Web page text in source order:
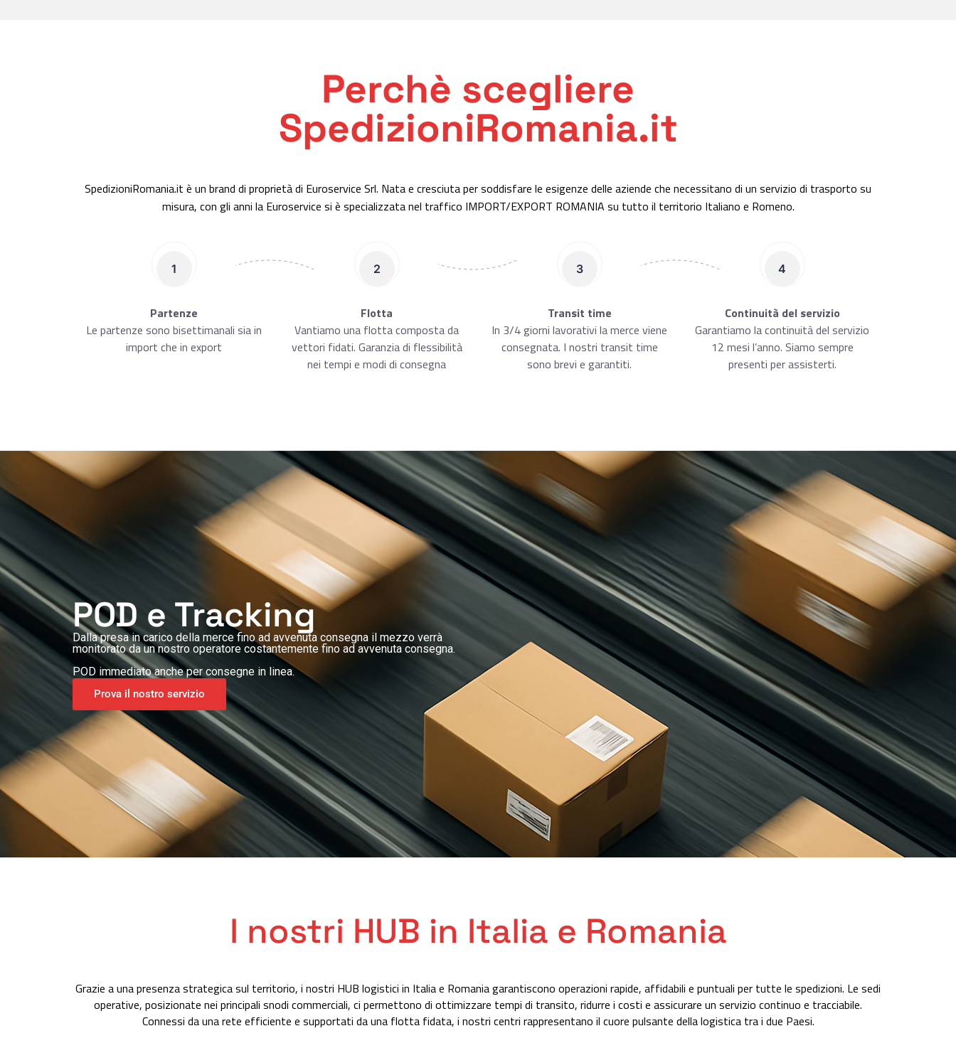
Perchè scegliere
SpedizioniRomania.it
SpedizioniRomania.it è un brand di proprietà di Euroservice Srl. Nata e cresciuta per soddisfare le esigenze delle aziende che necessitano di un servizio di trasporto su
misura, con gli anni la Euroservice si è specializzata nel traffico IMPORT/EXPORT ROMANIA su tutto il territorio Italiano e Romeno.
1
Partenze
Le partenze sono bisettimanali sia in
import che in export
2
Flotta
Vantiamo una flotta composta da
vettori fidati. Garanzia di flessibilità
nei tempi e modi di consegna
3
Transit time
In 3/4 giorni lavorativi la merce viene
consegnata. I nostri transit time
sono brevi e garantiti.
4
Continuità del servizio
Garantiamo la continuità del servizio
12 mesi l’anno. Siamo sempre
presenti per assisterti.
POD e Tracking
Dalla presa in carico della merce fino ad avvenuta consegna il mezzo verrà
monitorato da un nostro operatore costantemente fino ad avvenuta consegna.
POD immediato anche per consegne in linea.
Prova il nostro servizio
I nostri HUB in Italia e Romania
Grazie a una presenza strategica sul territorio, i nostri HUB logistici in Italia e Romania garantiscono operazioni rapide, affidabili e puntuali per tutte le spedizioni. Le sedi
operative, posizionate nei principali snodi commerciali, ci permettono di ottimizzare tempi di transito, ridurre i costi e assicurare un servizio continuo e tracciabile.
Connessi da una rete efficiente e supportati da una flotta fidata, i nostri centri rappresentano il cuore pulsante della logistica tra i due Paesi.